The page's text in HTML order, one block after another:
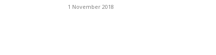
1 November 2018